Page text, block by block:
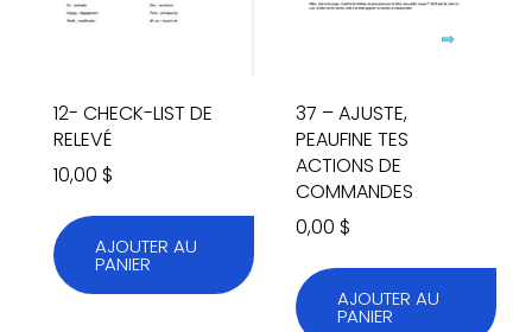
12- CHECK-LIST DE
RELEVÉ
10,00 $
AJOUTER AU
PANIER
37 – AJUSTE,
PEAUFINE TES
ACTIONS DE
COMMANDES
0,00 $
AJOUTER AU
PANIER